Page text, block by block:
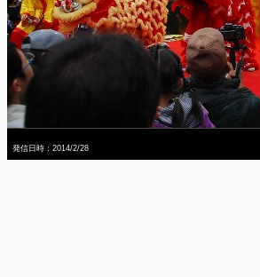
発信日時：2014/2/28